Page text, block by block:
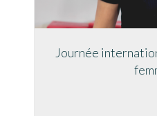
Journée